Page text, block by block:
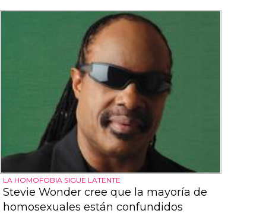
LA HOMOFOBIA SIGUE LATENTE
Stevie Wonder cree que la mayoría de
homosexuales están confundidos